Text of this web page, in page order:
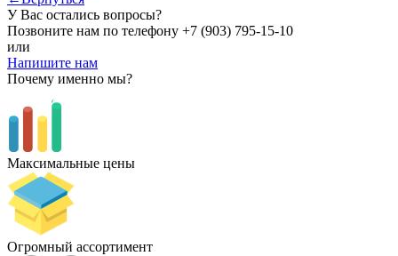
У Вас остались вопросы?
Позвоните нам по телефону +7 (903) 795-15-10
или
Напишите нам
Почему именно мы?
Максимальные цены
Огромный ассортимент